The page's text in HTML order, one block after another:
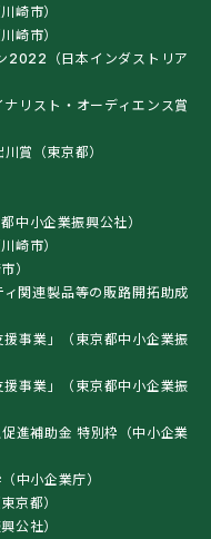
崎市）
崎市）
2022（日本インダストリア
スト・オーディエンス賞
賞（東京都）
中小企業振興公社）
崎市）
）
関連製品等の販路開拓助成
事業」（東京都中小企業振
事業」（東京都中小企業振
進補助金 特別枠（中小企業
中小企業庁）
京都）
公社）